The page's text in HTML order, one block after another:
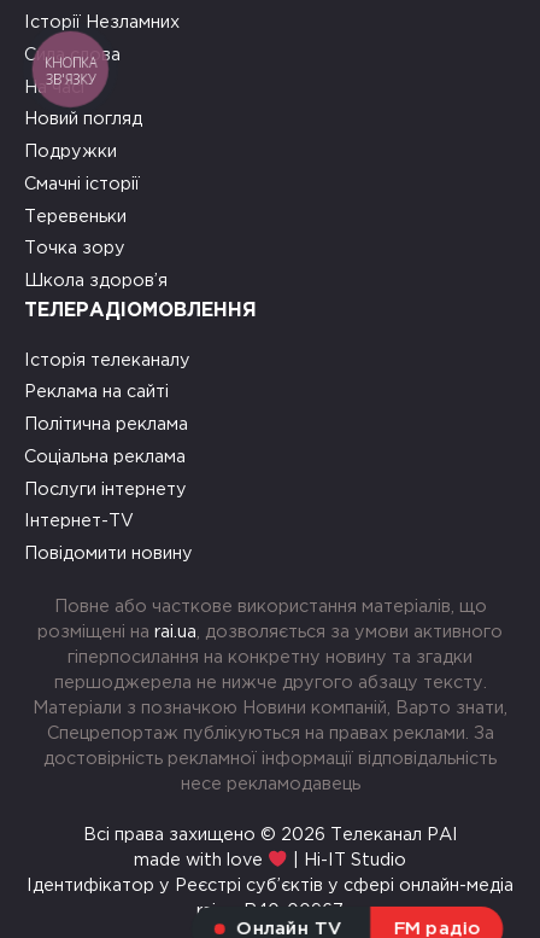
Онлайн TV FM радіо
Історії Незламних
Сила слова
На часі
Новий погляд
Подружки
Смачні історії
Теревеньки
Точка зору
Школа здоров’я
ТЕЛЕРАДІОМОВЛЕННЯ
Історія телеканалу
Реклама на сайті
Політична реклама
Соціальна реклама
Послуги інтернету
Інтернет-TV
Повідомити новину
Повне або часткове використання матеріалів, що
розміщені на rai.ua , дозволяється за умови активного
гіперпосилання на конкретну новину та згадки
першоджерела не нижче другого абзацу тексту.
Матеріали з позначкою Новини компаній, Варто знати,
Спецрепортаж публікуються на правах реклами. За
достовірність рекламної інформації відповідальність
несе рекламодавець
Всі права захищено © 2026 Телеканал РАІ
made with love
| Hi-IT Studio
Ідентифікатор у Реєстрі суб’єктів у сфері онлайн-медіа
rai.ua R40-00967
КНОПКА
ЗВ'ЯЗКУ